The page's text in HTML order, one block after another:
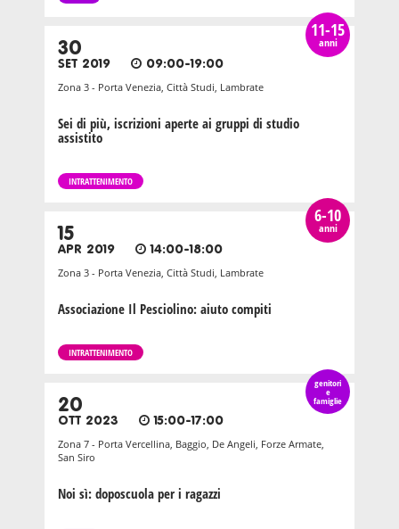
11-15
anni
30
SET 2019 09:00-19:00
Zona 3 - Porta Venezia, Città Studi, Lambrate
Sei di più, iscrizioni aperte ai gruppi di studio
assistito
INTRATTENIMENTO
6-10
anni
15
APR 2019 14:00-18:00
Zona 3 - Porta Venezia, Città Studi, Lambrate
Associazione Il Pesciolino: aiuto compiti
INTRATTENIMENTO
genitori
e
famiglie
20
OTT 2023 15:00-17:00
Zona 7 - Porta Vercellina, Baggio, De Angeli, Forze Armate,
San Siro
Noi sì: doposcuola per i ragazzi